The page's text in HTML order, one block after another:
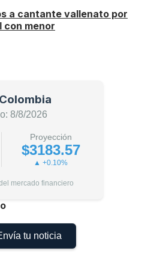
a cantante vallenato por
con menor
8/8/2026
Proyección
$3183.57
▲ +0.10%
mercado financiero
tu noticia